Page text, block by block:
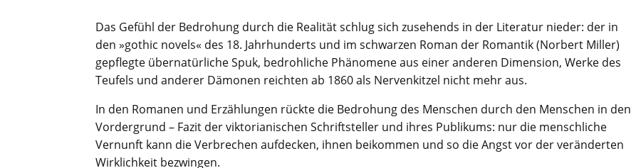
Das Gefühl der Bedrohung durch die Realität schlug sich zusehends in der Literatur nieder: der in
den »gothic novels« des 18. Jahrhunderts und im schwarzen Roman der Romantik (Norbert Miller)
gepflegte übernatürliche Spuk, bedrohliche Phänomene aus einer anderen Dimension, Werke des
Teufels und anderer Dämonen reichten ab 1860 als Nervenkitzel nicht mehr aus.
In den Romanen und Erzählungen rückte die Bedrohung des Menschen durch den Menschen in den
Vordergrund – Fazit der viktorianischen Schriftsteller und ihres Publikums: nur die menschliche
Vernunft kann die Verbrechen aufdecken, ihnen beikommen und so die Angst vor der veränderten
Wirklichkeit bezwingen.